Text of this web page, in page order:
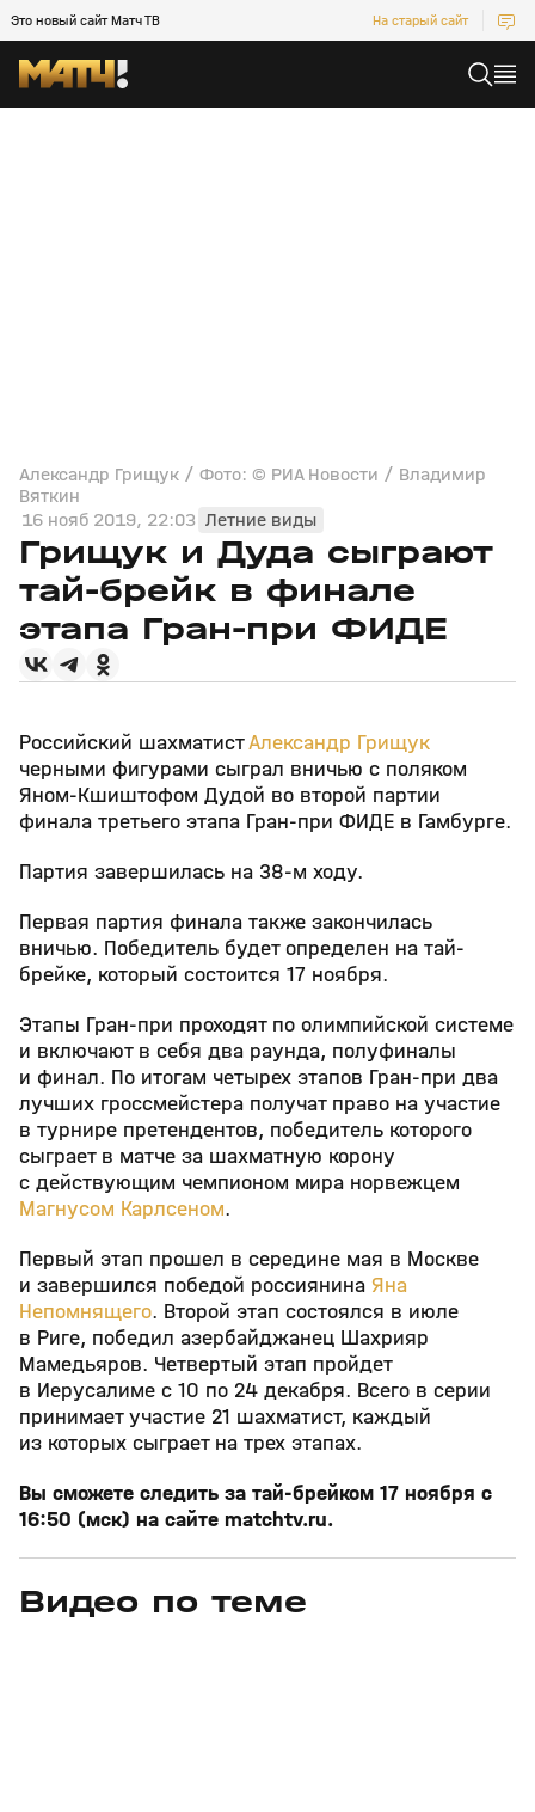
Это новый сайт Матч ТВ На старый сайт
Александр Грищук / Фото: © РИА Новости / Владимир
Вяткин
16 нояб 2019, 22:03 Летние виды
Грищук и Дуда сыграют
тай-брейк в финале
этапа Гран-при ФИДЕ
Российский шахматистАлександр Грищук
черными фигурами сыграл вничью с поляком
Яном-Кшиштофом Дудой во второй партии
финала третьего этапа Гран-при ФИДЕ в Гамбурге.
Партия завершилась на 38-м ходу.
Первая партия финала также закончилась
вничью. Победитель будет определен на тай-
брейке, который состоится 17 ноября.
Этапы Гран-при проходят по олимпийской системе
и включают в себя два раунда, полуфиналы
и финал. По итогам четырех этапов Гран-при два
лучших гроссмейстера получат право на участие
в турнире претендентов, победитель которого
сыграет в матче за шахматную корону
с действующим чемпионом мира норвежцем
Магнусом Карлсеном.
Первый этап прошел в середине мая в Москве
и завершился победой россиянина Яна
Непомнящего. Второй этап состоялся в июле
в Риге, победил азербайджанец Шахрияр
Мамедьяров. Четвертый этап пройдет
в Иерусалиме с 10 по 24 декабря. Всего в серии
принимает участие 21 шахматист, каждый
из которых сыграет на трех этапах.
Вы сможете следить за тай-брейком 17 ноября с
16:50 (мск) на сайте matchtv.ru.
Видео по теме
24 июн 2021, 16:06